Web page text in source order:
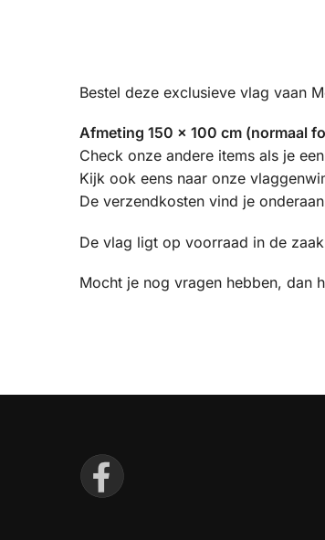
Bestel deze exclusieve vlag vaan
Afmeting 150 x 100 cm (normaal
Check onze andere items als je
Kijk ook eens naar onze
De verzendkosten vind je
De vlag ligt op voorraad in de
Mocht je nog vragen hebben, dan